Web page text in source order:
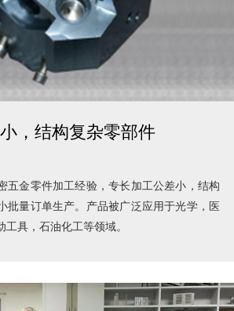
，结构复杂零部件
五金零件加工经验，专长加工公差小，结构
批量订单生产。产品被广泛应用于光学，医
具，石油化工等领域。